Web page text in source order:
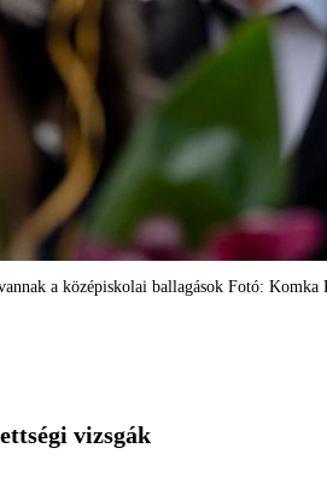
a középiskolai ballagások Fotó: Komka
vizsgák